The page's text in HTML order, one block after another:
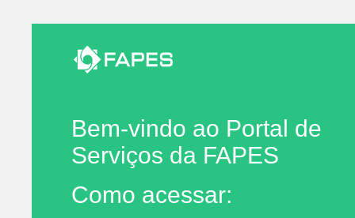
Bem-vindo ao Portal de
Serviços da FAPES
Como acessar: